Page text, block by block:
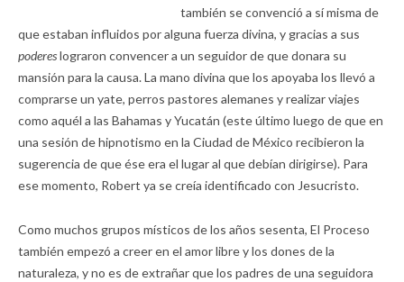
también se convenció a sí misma de
que estaban influidos por alguna fuerza divina, y gracias a sus
podereslograron convencer a un seguidor de que donara su
mansión para la causa. La mano divina que los apoyaba los llevó a
comprarse un yate, perros pastores alemanes y realizar viajes
como aquél a las Bahamas y Yucatán (este último luego de que en
una sesión de hipnotismo en la Ciudad de México recibieron la
sugerencia de que ése era el lugar al que debían dirigirse). Para
ese momento, Robert ya se creía identificado con Jesucristo.
Como muchos grupos místicos de los años sesenta, El Proceso
también empezó a creer en el amor libre y los dones de la
naturaleza, y no es de extrañar que los padres de una seguidora